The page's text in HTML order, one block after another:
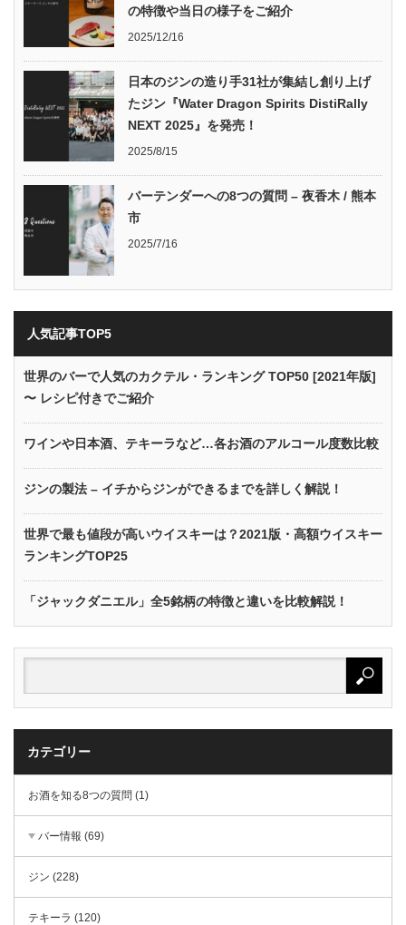
の特徴や当日の様子をご紹介
2025/12/16
日本のジンの造り手31社が集結し創り上げ
たジン『Water Dragon Spirits DistiRally
NEXT 2025』を発売！
2025/8/15
バーテンダーへの8つの質問 – 夜香木 / 熊本
市
2025/7/16
人気記事TOP5
世界のバーで人気のカクテル・ランキング TOP50 [2021年版]
〜 レシピ付きでご紹介
ワインや日本酒、テキーラなど…各お酒のアルコール度数比較
ジンの製法 – イチからジンができるまでを詳しく解説！
世界で最も値段が高いウイスキーは？2021版・高額ウイスキー
ランキングTOP25
「ジャックダニエル」全5銘柄の特徴と違いを比較解説！
カテゴリー
お酒を知る8つの質問 (1)
バー情報 (69)
ジン (228)
テキーラ (120)